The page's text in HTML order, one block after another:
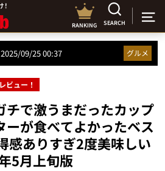
RANKING SEARCH
2025/09/25 00:37 グルメ
ビュー！
チで激うまだったカップ
ーが食べてよかったベス
感ありすぎ2度美味しい
5月上旬版